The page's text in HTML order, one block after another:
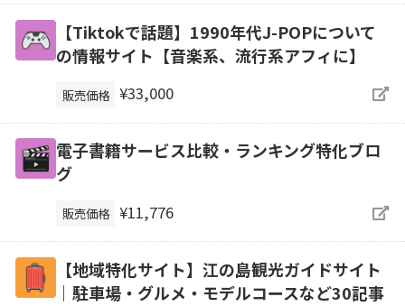
【Tiktokで話題】1990年代J-POPについて
の情報サイト【音楽系、流行系アフィに】
販売価格 ¥33,000
電子書籍サービス比較・ランキング特化ブロ
グ
販売価格 ¥11,776
【地域特化サイト】江の島観光ガイドサイト
｜駐車場・グルメ・モデルコースなど30記事